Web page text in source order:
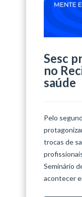
Sesc
no
saúde
Pelo
trocas de
Seminário
acontecer